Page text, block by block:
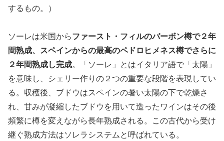
するもの。）
ソーレは米国からファースト・フィルのバーボン樽で２年
間熟成、スペインからの最高のペドロヒメネス樽でさらに
２年間熟成し完成。「ソーレ」とはイタリア語で「太陽」
を意味し、シェリー作りの２つの重要な段階を表現してい
る。収穫後、ブドウはスペインの暑い太陽の下で乾燥さ
れ、甘みが凝縮したブドウを用いて造ったワインはその後
頻繁に樽を変えながら長年熟成される。この古代から受け
継ぐ熟成方法はソレラシステムと呼ばれている。